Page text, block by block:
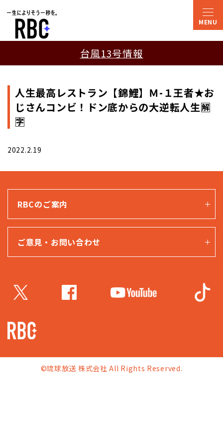
台風13号情報
人生最高レストラン【錦鯉】Ｍ-１王者★お
じさんコンビ！ドン底からの大逆転人生🈖
🈑
2022.2.19
RBCのご案内
ご意見・お問い合わせ
©琉球放送 株式会社 All Rights Reserved.